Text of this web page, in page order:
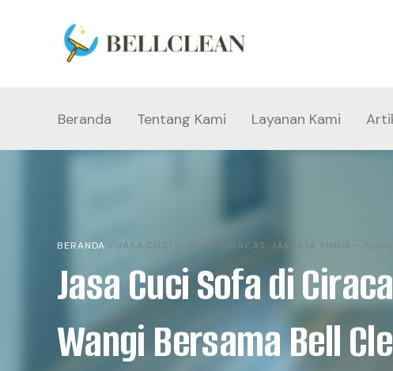
Beranda Tentang Kami Layanan Kami
BERANDA » JASA CUCI SOFA DI CIRACAS, JAKARTA TIMUR –
Jasa Cuci Sofa di
Wangi Bersama Bell